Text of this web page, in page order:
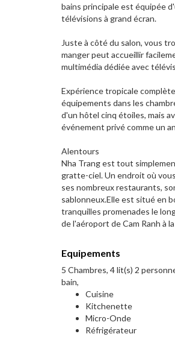
bains principale est équipée
télévisions à grand écran.
Juste à côté du salon, vous
manger peut accueillir
multimédia dédiée avec
Expérience tropicale
équipements dans les
d'un hôtel cinq étoiles, mais
événement privé comme un
Alentours
Nha Trang est tout
gratte-ciel. Un endroit où
ses nombreux restaurants,
sablonneux.Elle est situé en
tranquilles promenades le
de l'aéroport de Cam Ranh à
Equipements
5 Chambres, 4 lit(s) 2
bain,
Cuisine
Kitchenette
Micro-Onde
Réfrigérateur